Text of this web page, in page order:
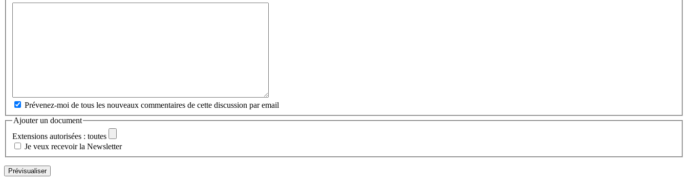
Prévenez-moi de tous les nouveaux commentaires de cette discussion par email
Ajouter un document
Extensions autorisées : toutes
Je veux recevoir la Newsletter